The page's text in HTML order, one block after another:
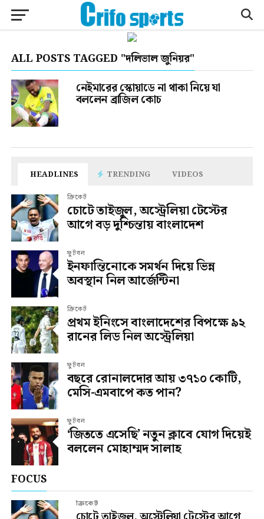
ALL POSTS TAGGED "দলিভাল জুনিয়র"
নেইমারের স্কোয়াডে না থাকা নিয়ে যা
বললেন ব্রাজিল কোচ
HEADLINES TRENDING VIDEOS
ক্রিকেট
চোটে তাইজুল, অস্ট্রেলিয়া টেস্টের
আগে বড় দুশ্চিন্তায় বাংলাদেশ
ফুটবল
ইনফান্তিনোকে সমর্থন দিয়ে ভিন্ন
অবস্থান নিল আর্জেন্টিনা
ক্রিকেট
প্রথম ইনিংসে বাংলাদেশের বিপক্ষে ৯২
রানের লিড নিল অস্ট্রেলিয়া
ফুটবল
বছরে রোনালদোর আয় ৩৭১০ কোটি,
মেসি-এমবাপে কত পান?
ফুটবল
‘জিততে এসেছি’ নতুন ক্লাবে যোগ দিয়েই
বললেন মোহাম্মদ সালাহ
FOCUS
ক্রিকেট